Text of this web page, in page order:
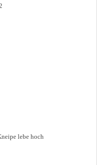
lebe hoch